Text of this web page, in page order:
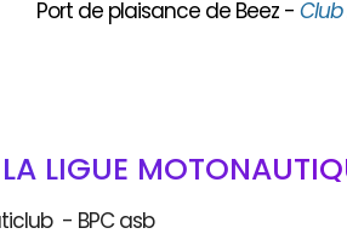
Port de plaisance de Beez -
LIGUE
- BPC asb